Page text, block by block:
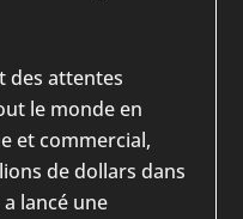
des attentes
le monde en
et commercial,
de dollars dans
lancé une